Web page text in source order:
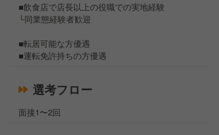
■飲食店で店長以上の役職での実地経験
└同業態経験者歓迎
■転居可能な方優遇
■運転免許持ちの方優遇
選考フロー
面接1〜2回